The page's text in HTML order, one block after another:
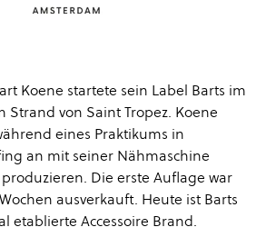
Koene startete sein Label Barts im
Strand von Saint Tropez. Koene
eines Praktikums in
an mit seiner Nähmaschine
Die erste Auflage war
ausverkauft. Heute ist Barts
etablierte Accessoire Brand.